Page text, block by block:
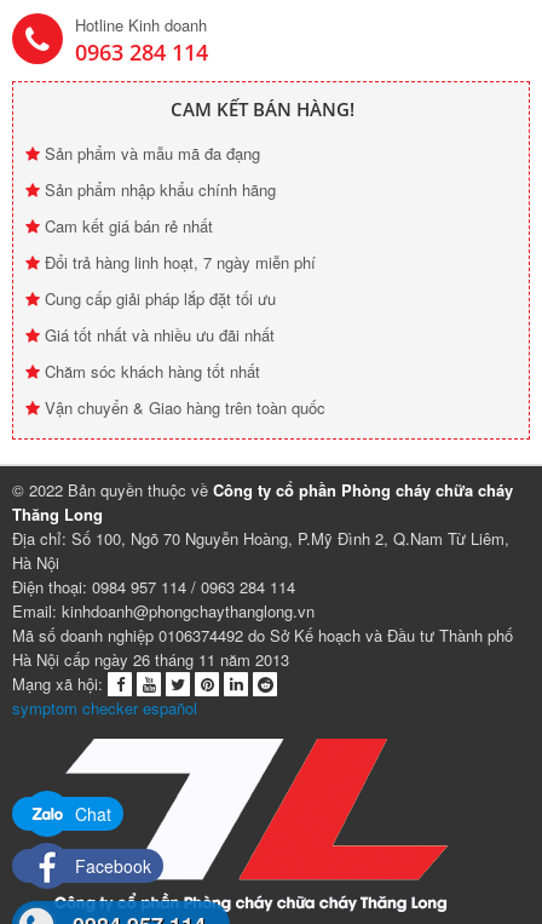
Hotline Kinh doanh
0963 284 114
CAM KẾT BÁN HÀNG!
Sản phẩm và mẫu mã đa đạng
Sản phẩm nhập khẩu chính hãng
Cam kết giá bán rẻ nhất
Đổi trả hàng linh hoạt, 7 ngày miễn phí
Cung cấp giải pháp lắp đặt tối ưu
Giá tốt nhất và nhiều ưu đãi nhất
Chăm sóc khách hàng tốt nhất
Vận chuyển & Giao hàng trên toàn quốc
© 2022 Bản quyền thuộc về Công ty cổ phần Phòng cháy chữa cháy
Thăng Long
Địa chỉ: Số 100, Ngõ 70 Nguyễn Hoàng, P.Mỹ Đình 2, Q.Nam Từ Liêm,
Hà Nội
Điện thoại: 0984 957 114 / 0963 284 114
Email: kinhdoanh@phongchaythanglong.vn
Mã số doanh nghiệp 0106374492 do Sở Kế hoạch và Đầu tư Thành phố
Hà Nội cấp ngày 26 tháng 11 năm 2013
Mạng xã hội:
symptom checker español
Chat
Facebook